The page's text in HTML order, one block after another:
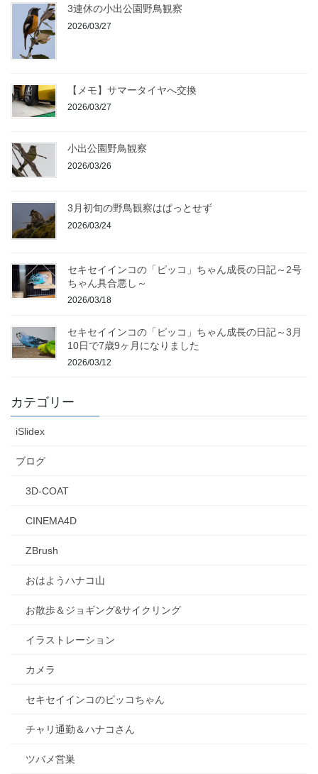
3連休の小出公園野鳥観察
2026/03/27
【メモ】サマータイヤへ交換
2026/03/27
小出公園野鳥観察
2026/03/26
3月初旬の野鳥観察はぱっとせず
2026/03/24
セキセイインコの「ピッコ」ちゃん成長の日記～2号
ちゃん具合悪し～
2026/03/18
セキセイインコの「ピッコ」ちゃん成長の日記～3月
10日で7歳9ヶ月になりました
2026/03/12
カテゴリー
iSlidex
ブログ
3D-COAT
CINEMA4D
ZBrush
おはようハナコ山
お散歩＆ジョギング&サイクリング
イラストレーション
カメラ
セキセイインコのピッコちゃん
チャリ通勤＆ハナコさん
ツバメ営巣